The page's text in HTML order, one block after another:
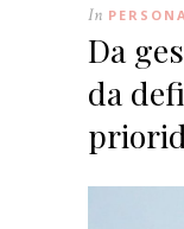
In
Da
da